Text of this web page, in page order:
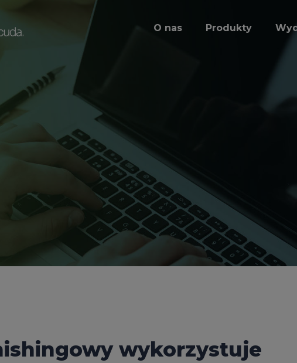
O nas Produkty
wykorzystuje